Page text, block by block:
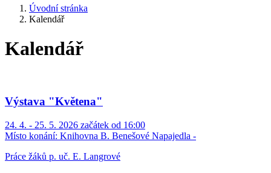
Úvodní stránka
Kalendář
Kalendář
Výstava "Květena"
24. 4. - 25. 5. 2026 začátek od 16:00
Místo konání: Knihovna B. Benešové Napajedla -
Práce žáků p. uč. E. Langrové